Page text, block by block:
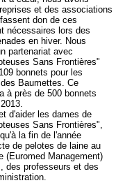
et des associations
don de ces
nécessaires lors des
en hiver. Nous
partenariat avec
Sans Frontières"
bonnets pour les
Baumettes. Ce
à près de 500 bonnets
d'aider les dames de
Sans Frontières",
la fin de l'année
de pelotes de laine au
(Euromed Management)
des professeurs et des